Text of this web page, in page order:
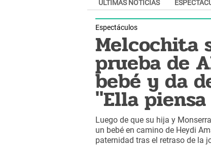
ÚLTIMAS NOTICIAS
Espectáculos
Melcochita
prueba de
bebé y da
"Ella piensa
Luego de que su hija y
un bebé en camino de Heydi
paternidad tras el retraso de la